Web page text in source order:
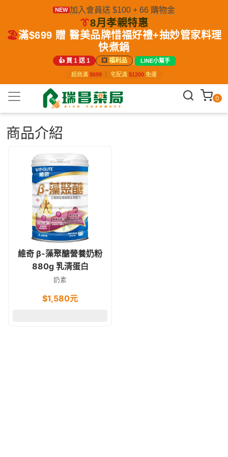
NEW 加入會員送 $100 + 66 購物金
👔8月孝親特惠
🏖️滿$699 贈 醫美品牌惜福好禮+抽妙管家料理
快煮鍋
👍 買 1 送 1 💥福利品 | LINE小幫手
超商滿 $699 宅配滿 $1200 免運
0
商品介紹
維奇 β-藻聚醣營養奶粉
880g 乳清蛋白
奶素
$1,580元